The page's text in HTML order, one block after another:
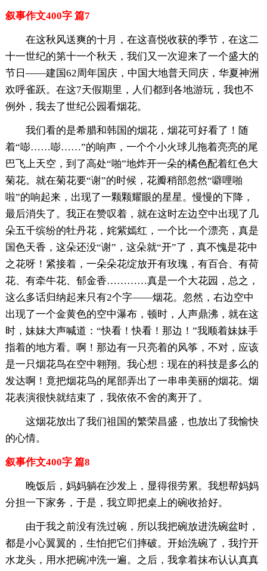
叙事作文400字 篇7
在这秋风送爽的十月，在这喜悦收获的季节，在这二
十一世纪的第十一个秋天，我们又一次迎来了一个盛大的
节日——建国62周年国庆，中国大地普天同庆，华夏神洲
欢呼雀跃。在这7天假期里，人们都到各地游玩，我也不
例外，我去了世纪公园看烟花。
我们看的是希腊和韩国的烟花，烟花可好看了！随
着“嘭……嘭……”的响声，一个个小火球儿拖着亮亮的尾
巴飞上天空，到了高处“啪”地炸开一朵的橘色配着红色大
菊花。就在菊花要“谢”的时候，花瓣稍部忽然“噼哩啪
啦”的响起来，出现了一颗颗耀眼的星星。慢慢的下降，
最后消失了。我正在赞叹着，就在这时左边空中出现了几
朵五千缤纷的牡丹花，姹紫嫣红，一个比一个漂亮，真是
国色天香，这朵还没“谢”，这朵就“开”了，真不愧是花中
之花呀！紧接着，一朵朵花绽放开有玫瑰，有百合、有荷
花、有牵牛花、郁金香…………真是一个大花园，总之，
这么多话归纳起来只有2个字——烟花。忽然，右边空中
出现了一个金黄色的空中瀑布，顿时，人声鼎沸，就在这
时，妹妹大声喊道：“快看！快看！那边！”我顺着妹妹手
指着的地方看。啊！那边有一只亮着的风筝，不对，应该
是一只烟花鸟在空中翱翔。我心想：现在的科技是多么的
发达啊！竟把烟花鸟的尾部弄出了一串串美丽的烟花。烟
花表演很快就结束了，我依依不舍的离开了。
这烟花放出了我们祖国的繁荣昌盛，也放出了我愉快
的心情。
叙事作文400字 篇8
晚饭后，妈妈躺在沙发上，显得很劳累。我想帮妈妈
分担一下家务，于是，我立即把桌上的碗收拾好。
由于我之前没有洗过碗，所以我把碗放进洗碗盆时，
都是小心翼翼的，生怕把它们摔破。开始洗碗了，我拧开
水龙头，用水把碗冲洗一遍。之后，我拿着抹布认认真真